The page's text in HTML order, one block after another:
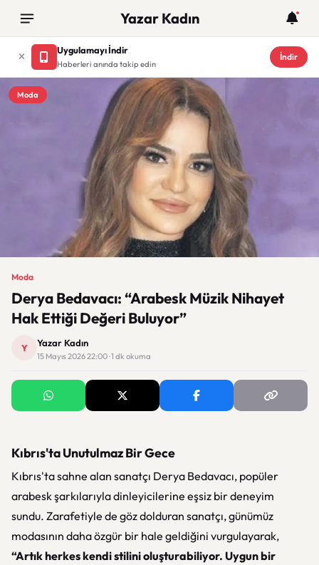
Yazar Kadın
Uygulamayı İndir
Haberleri anında takip edin
İndir
Moda
Moda
Derya Bedavacı: “Arabesk Müzik Nihayet
Hak Ettiği Değeri Buluyor”
Y Yazar Kadın
15 Mayıs 2026 22:00 · 1 dk okuma
Kıbrıs'ta Unutulmaz Bir Gece
Kıbrıs'ta sahne alan sanatçı Derya Bedavacı, popüler
arabesk şarkılarıyla dinleyicilerine eşsiz bir deneyim
sundu. Zarafetiyle de göz dolduran sanatçı, günümüz
modasının daha özgür bir hale geldiğini vurgulayarak,
“Artık herkes kendi stilini oluşturabiliyor. Uygun bir